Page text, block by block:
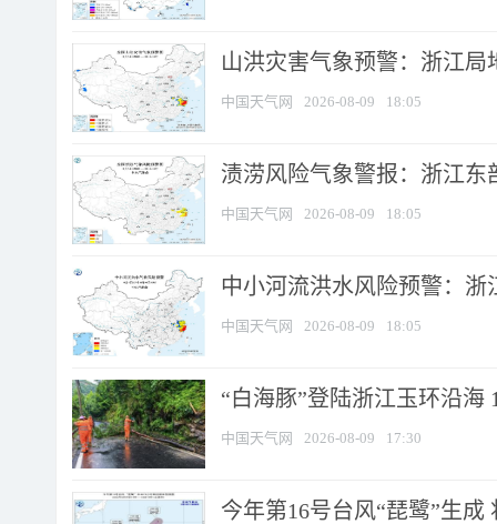
山洪灾害气象预警：浙江
中国天气网 2026-08-09 18:05
渍涝风险气象警报：浙江
中国天气网 2026-08-09 18:05
中小河流洪水风险预警：
中国天气网 2026-08-09 18:05
“白海豚”登陆浙江玉环沿海
中国天气网 2026-08-09 17:30
今年第16号台风“琵鹭”生